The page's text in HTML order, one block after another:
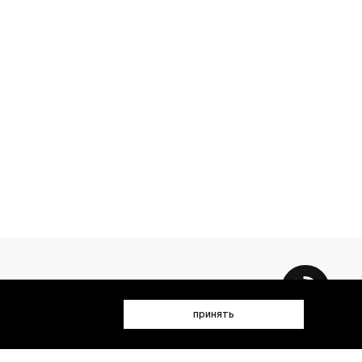
(имя, email, телефон) для получения рекламных и
принять